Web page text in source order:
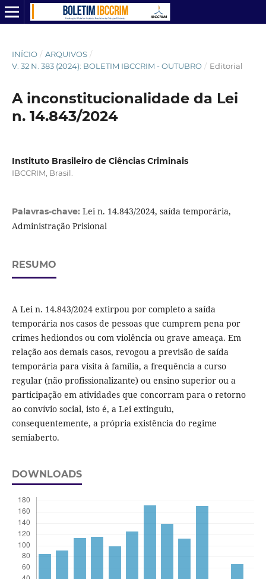
INÍCIO / ARQUIVOS /
V. 32 N. 383 (2024): BOLETIM IBCCRIM - OUTUBRO / Editorial
A inconstitucionalidade da Lei
n. 14.843/2024
Instituto Brasileiro de Ciências Criminais
IBCCRIM, Brasil.
Palavras-chave: Lei n. 14.843/2024, saída temporária,
Administração Prisional
RESUMO
A Lei n. 14.843/2024 extirpou por completo a saída
temporária nos casos de pessoas que cumprem pena por
crimes hediondos ou com violência ou grave ameaça. Em
relação aos demais casos, revogou a previsão de saída
temporária para visita à família, a frequência a curso
regular (não profissionalizante) ou ensino superior ou a
participação em atividades que concorram para o retorno
ao convívio social, isto é, a Lei extinguiu,
consequentemente, a própria existência do regime
semiaberto.
DOWNLOADS